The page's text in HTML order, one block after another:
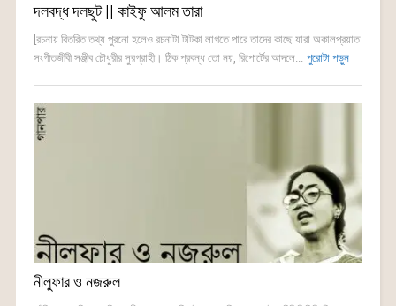
দলবদ্ধ দলছুট || কাইফু আলম তারা
[রচনায় বিতরিত তথ্য পুরনো হলেও রচনাটা টাটকা লাগতে পারে তাদের কাছে যারা অকালপ্রয়াত
সংগীতজীবী সঞ্জীব চৌধুরীর সুরগ্রাহী। ঠিক প্রবন্ধ তো নয়, রিপোর্টের আদলে...
পুরোটা পড়ুন
নীলুফার ও নজরুল